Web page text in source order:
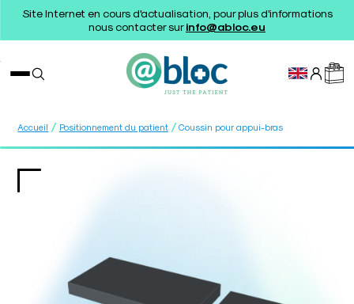
Site Internet en cours d'actualisation, pour plus d'informations
nous contacter surinfo@abloc.eu
Accueil / Positionnement du patient / Coussin pour appui-bras